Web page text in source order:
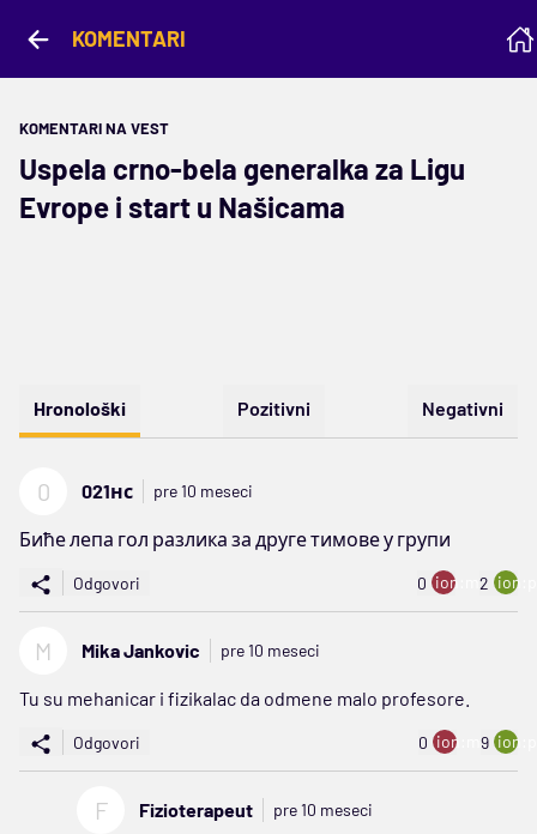
KOMENTARI
KOMENTARI NA VEST
Uspela crno-bela generalka za Ligu
Evrope i start u Našicama
Hronološki Pozitivni Negativni
0 021нс pre 10 meseci
Биће лепа гол разлика за друге тимове у групи
Odgovori 0 ion:minus
2
M Mika Jankovic pre 10 meseci
Tu su mehanicar i fizikalac da odmene malo profesore.
Odgovori 0 ion:minus
9
F Fizioterapeut pre 10 meseci